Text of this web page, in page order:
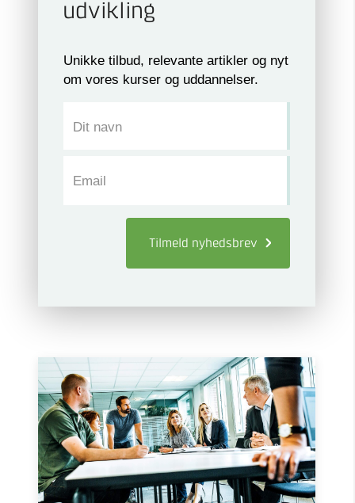
udvikling
Unikke tilbud, relevante artikler og nyt
om vores kurser og uddannelser.
Dit navn
Email
Tilmeld nyhedsbrev